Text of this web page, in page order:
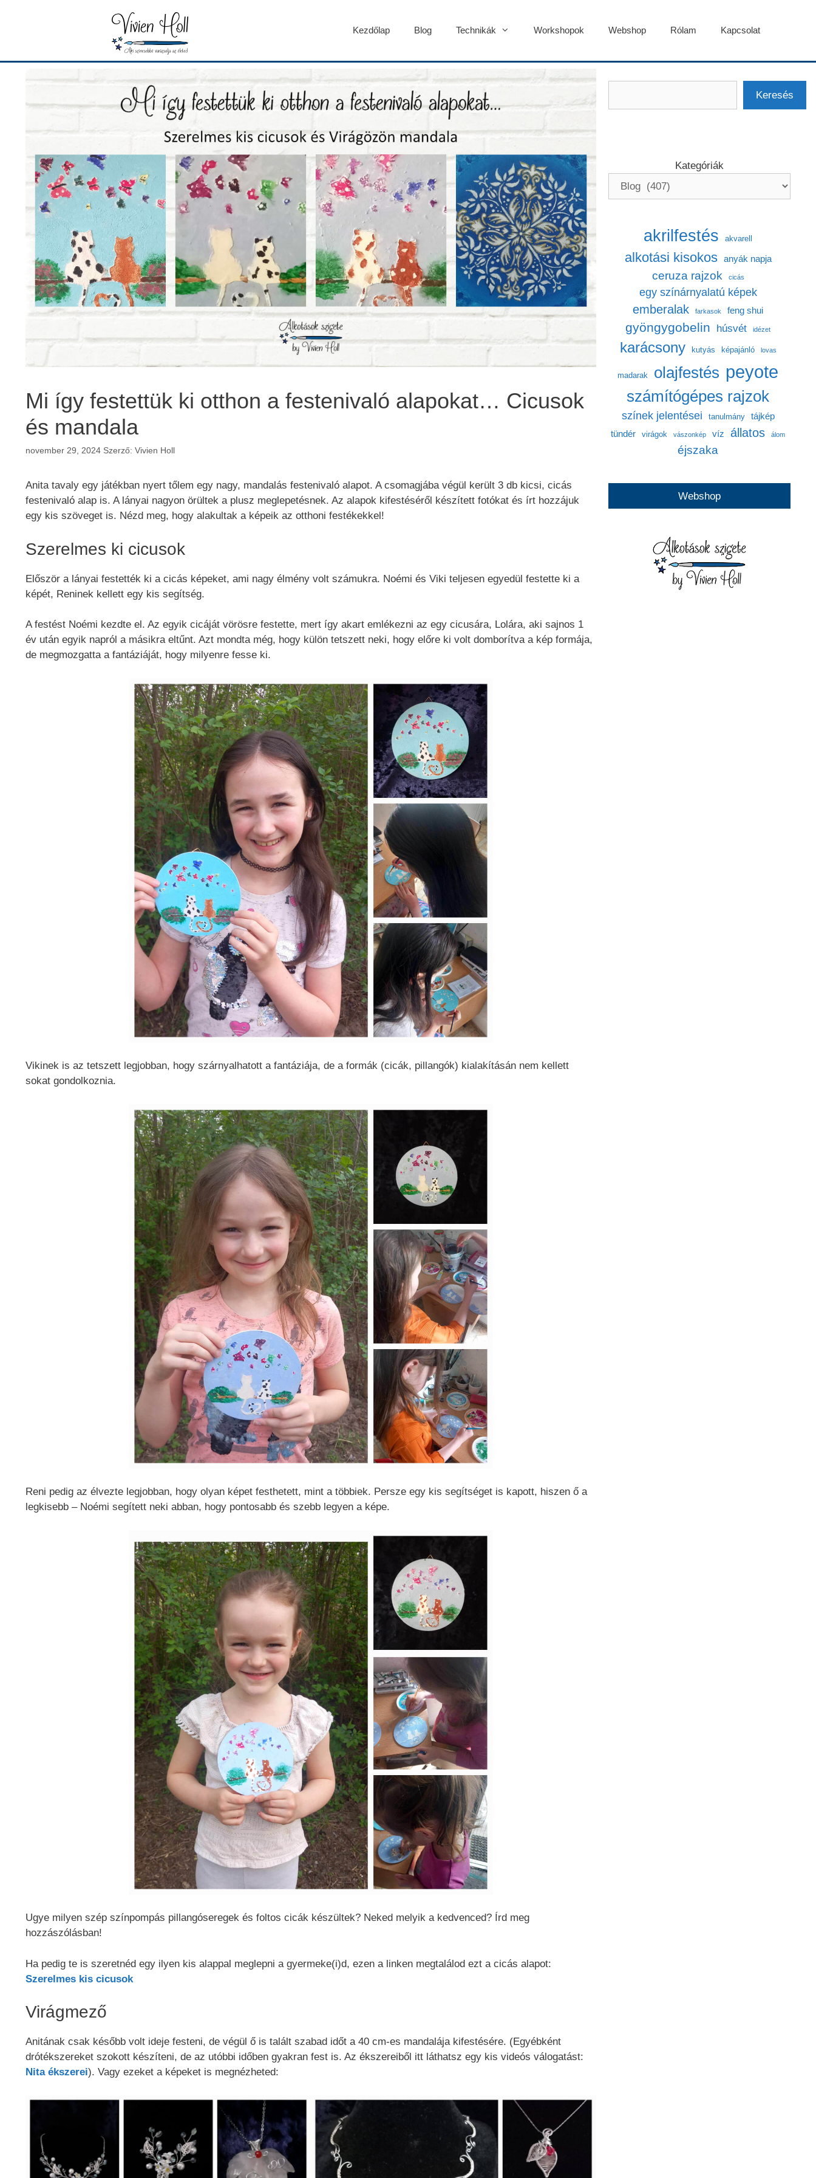
Kezdőlap Blog Technikák Workshopok Webshop Rólam Kapcsolat
Mi így festettük ki otthon a festenivaló alapokat… Cicusok
és mandala
november 29, 2024 Szerző: Vivien Holl
Anita tavaly egy játékban nyert tőlem egy nagy, mandalás festenivaló alapot. A csomagjába végül került 3 db kicsi, cicás
festenivaló alap is. A lányai nagyon örültek a plusz meglepetésnek. Az alapok kifestéséről készített fotókat és írt hozzájuk
egy kis szöveget is. Nézd meg, hogy alakultak a képeik az otthoni festékekkel!
Szerelmes ki cicusok
Először a lányai festették ki a cicás képeket, ami nagy élmény volt számukra. Noémi és Viki teljesen egyedül festette ki a
képét, Reninek kellett egy kis segítség.
A festést Noémi kezdte el. Az egyik cicáját vörösre festette, mert így akart emlékezni az egy cicusára, Lolára, aki sajnos 1
év után egyik napról a másikra eltűnt. Azt mondta még, hogy külön tetszett neki, hogy előre ki volt domborítva a kép formája,
de megmozgatta a fantáziáját, hogy milyenre fesse ki.
Vikinek is az tetszett legjobban, hogy szárnyalhatott a fantáziája, de a formák (cicák, pillangók) kialakításán nem kellett
sokat gondolkoznia.
Reni pedig az élvezte legjobban, hogy olyan képet festhetett, mint a többiek. Persze egy kis segítséget is kapott, hiszen ő a
legkisebb – Noémi segített neki abban, hogy pontosabb és szebb legyen a képe.
Ugye milyen szép színpompás pillangóseregek és foltos cicák készültek? Neked melyik a kedvenced? Írd meg
hozzászólásban!
Ha pedig te is szeretnéd egy ilyen kis alappal meglepni a gyermeke(i)d, ezen a linken megtalálod ezt a cicás alapot:
Szerelmes kis cicusok
Virágmező
Anitának csak később volt ideje festeni, de végül ő is talált szabad időt a 40 cm-es mandalája kifestésére. (Egyébként
drótékszereket szokott készíteni, de az utóbbi időben gyakran fest is. Az ékszereiből itt láthatsz egy kis videós válogatást:
Nita ékszerei). Vagy ezeket a képeket is megnézheted:
Keresés
Kategóriák
akrilfestés akvarell
alkotási kisokos anyák napja
ceruza rajzok cicás
egy színárnyalatú képek
emberalak farkasok feng shui
gyöngygobelin húsvét idézet
karácsony kutyás képajánló lovas
madarak olajfestés peyote
számítógépes rajzok
színek jelentései tanulmány
tájkép
tündér
virágok vászonkép víz állatos álom
éjszaka
Webshop